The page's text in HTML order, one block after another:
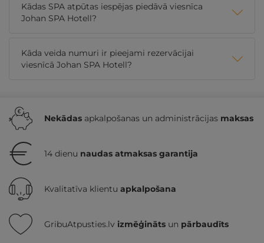
Kādas SPA atpūtas iespējas piedāvā viesnīca
Johan SPA Hotell?
Kāda veida numuri ir pieejami rezervācijai
viesnīcā Johan SPA Hotell?
Nekādas apkalpošanas un administrācijas maksas
14 dienu naudas atmaksas garantija
Kvalitatīva klientu apkalpošana
GribuAtpusties.lv izmēģināts un pārbaudīts